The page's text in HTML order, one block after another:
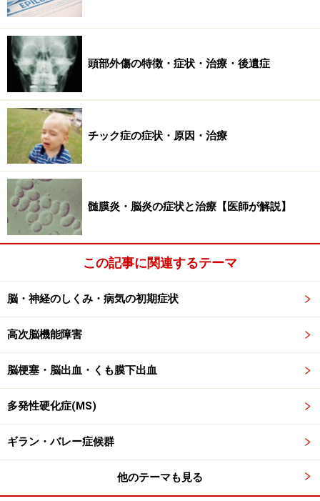
真中にあるドーム状のふくらみが動脈瘤。これが破裂すると
くも膜下出血を引き起こします
■代表的な症状：頭痛
くも膜下出血の代表的な症状は、何といっても頭痛で
す。頭痛の程度はさまざまですが、多くの場合、今まで
に感じた事がないくらい激しい痛みを訴えます。この頭
痛は破裂をした瞬間におこり、場合によっては突然死の
原因となることがあります。約半数の方が意識を失いま
すが、なかには意識を失わずに頭痛の症状だけを感じる
場合もあります。
ときには首の後ろの痛みを訴え、首が曲げられないとい
う症状で病院に来られる方もいます。
また、特殊なケースでは、頭痛もなく、突然、片側の瞼
が下がることがあります。これは脳動脈瘤が瞼を動かす
神経（動眼神経）を圧迫してしまうことによって起きる
症状です。
を受診しましょう。早期治療で、最悪のケースを回避す
ることができるのです。
頭部外傷の特徴・症状・治療・後遺症
チック症の症状・原因・治療
髄膜炎・脳炎の症状と治療【医師が解説】
この記事に関連するテーマ
脳・神経のしくみ・病気の初期症状
高次脳機能障害
脳梗塞・脳出血・くも膜下出血
多発性硬化症(MS)
ギラン・バレー症候群
他のテーマも見る